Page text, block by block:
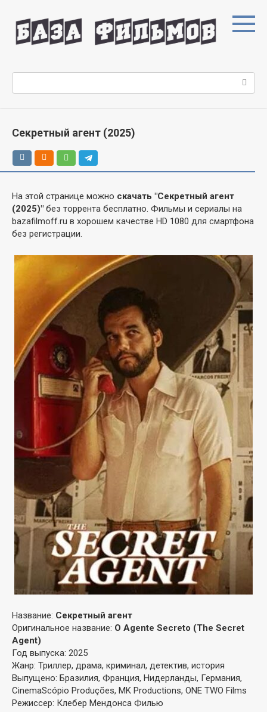
контенту
Секретный агент (2025)
На этой странице можно скачать "Секретный агент
(2025)" без торрента бесплатно. Фильмы и сериалы на
bazafilmoff.ru в хорошем качестве HD 1080 для смартфона
без регистрации.
Название: Секретный агент
Оригинальное название: O Agente Secreto (The Secret
Agent)
Год выпуска: 2025
Жанр: Триллер, драма, криминал, детектив, история
Выпущено: Бразилия, Франция, Нидерланды, Германия,
CinemaScópio Produções, MK Productions, ONE TWO Films
Режиссер: Клебер Мендонса Филью